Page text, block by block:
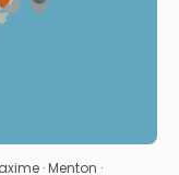
· Menton ·